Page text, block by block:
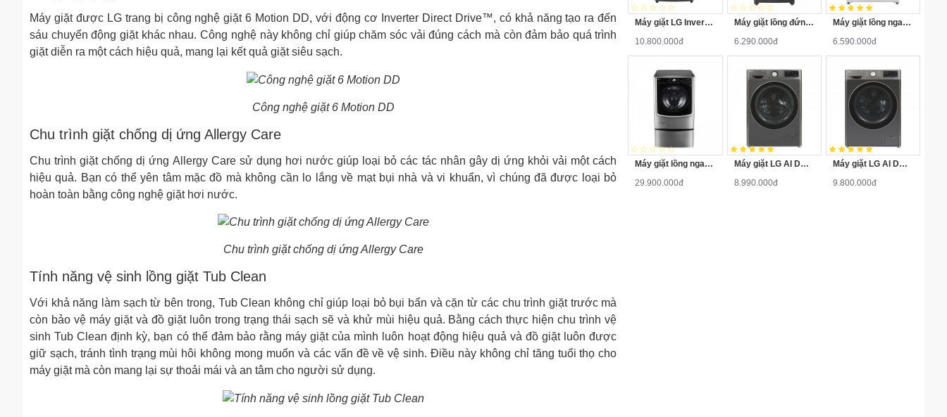
Máy giặt được LG trang bị công nghệ giặt 6 Motion DD, với động cơ Inverter Direct Drive™, có khả năng tạo ra đến
sáu chuyển động giặt khác nhau. Công nghệ này không chỉ giúp chăm sóc vải đúng cách mà còn đảm bảo quá trình
giặt diễn ra một cách hiệu quả, mang lại kết quả giặt siêu sạch.
Công nghệ giặt 6 Motion DD
Chu trình giặt chống dị ứng Allergy Care
Chu trình giặt chống dị ứng Allergy Care sử dụng hơi nước giúp loại bỏ các tác nhân gây dị ứng khỏi vải một cách
hiệu quả. Bạn có thể yên tâm mặc đồ mà không cần lo lắng về mạt bụi nhà và vi khuẩn, vì chúng đã được loại bỏ
hoàn toàn bằng công nghệ giặt hơi nước.
Chu trình giặt chống dị ứng Allergy Care
Tính năng vệ sinh lồng giặt Tub Clean
Với khả năng làm sạch từ bên trong, Tub Clean không chỉ giúp loại bỏ bụi bẩn và cặn từ các chu trình giặt trước mà
còn bảo vệ máy giặt và đồ giặt luôn trong trạng thái sạch sẽ và khử mùi hiệu quả. Bằng cách thực hiện chu trình vệ
sinh Tub Clean định kỳ, bạn có thể đảm bảo rằng máy giặt của mình luôn hoạt động hiệu quả và đồ giặt luôn được
giữ sạch, tránh tình trạng mùi hôi không mong muốn và các vấn đề về vệ sinh. Điều này không chỉ tăng tuổi thọ cho
máy giặt mà còn mang lại sự thoải mái và an tâm cho người sử dụng.
Máy giặt LG Inverter lồng đứng 13kg TH2113SSAK
10.800.000đ
Máy giặt lồng đứng LG T2185VS2M Inverter 8.5 kg
6.290.000đ
Máy giặt lồng ngang LG FM1209N6W Inverter 9.0kg
6.590.000đ
Máy giặt lồng ngang LG F2721HTTV Inverter 21 Kg
29.900.000đ
Máy giặt LG AI DD Inverter 10 kg FV1410S4B
8.990.000đ
Máy giặt LG AI DD Inverter 12 kg FV1412S3B
9.800.000đ